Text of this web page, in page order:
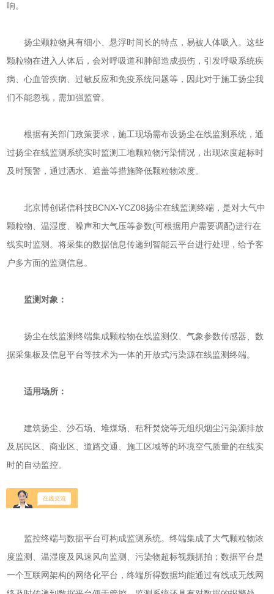
响。
扬尘颗粒物具有细小、悬浮时间长的特点，易被人体吸入。这些
颗粒物在进入人体后，会对呼吸道和肺部造成损伤，引发呼吸系统疾
病、心血管疾病、过敏反应和免疫系统问题等，因此对于施工扬尘我
们不能忽视，需加强监管。
根据有关部门政策要求，施工现场需布设扬尘在线监测系统，通
过扬尘在线监测系统实时监测工地颗粒物污染情况，出现浓度超标时
及时预警，通过洒水、遮盖等措施降低颗粒物浓度。
北京博创诺信科技BCNX-YCZ08扬尘在线监测终端，是对大气中
颗粒物、温湿度、噪声和大气压等参数(可根据用户需要调配)进行在
线实时监测。将采集的数据信息传递到智能云平台进行处理，给予客
户多方面的监测信息。
监测对象：
扬尘在线监测终端集成颗粒物在线监测仪、气象参数传感器、数
据采集板及信息平台等技术为一体的开放式污染源在线监测终端。
适用场所：
建筑扬尘、沙石场、堆煤场、秸秆焚烧等无组织烟尘污染源排放
及居民区、商业区、道路交通、施工区域等的环境空气质量的在线实
时的自动监控。
监测系统：
监控终端与数据平台可构成监测系统。终端集成了大气颗粒物浓
度监测、温湿度及风速风向监测、污染物超标视频抓拍；数据平台是
一个互联网架构的网络化平台，终端所得数据均能通过有线或无线网